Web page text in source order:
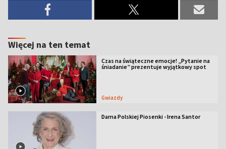
Więcej na ten temat
Czas na świąteczne emocje! „Pytanie na
śniadanie” prezentuje wyjątkowy spot
Gwiazdy
Dama Polskiej Piosenki - Irena Santor